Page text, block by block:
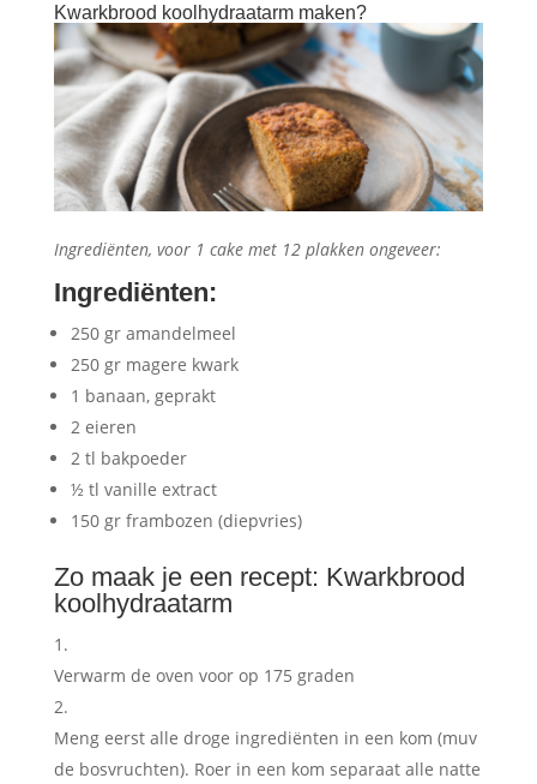
Kwarkbrood koolhydraatarm maken?
Ingrediënten, voor 1 cake met 12 plakken ongeveer:
Ingrediënten:
250 gr amandelmeel
250 gr magere kwark
1 banaan, geprakt
2 eieren
2 tl bakpoeder
½ tl vanille extract
150 gr frambozen (diepvries)
Zo maak je een recept: Kwarkbrood
koolhydraatarm
Verwarm de oven voor op 175 graden
Meng eerst alle droge ingrediënten in een kom (muv
de bosvruchten). Roer in een kom separaat alle natte